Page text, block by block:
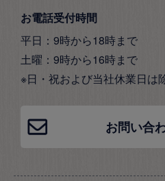
お電話受付時間
平日：9時から18時まで
土曜：9時から16時まで
※日・祝および当社休業日は
お問い合